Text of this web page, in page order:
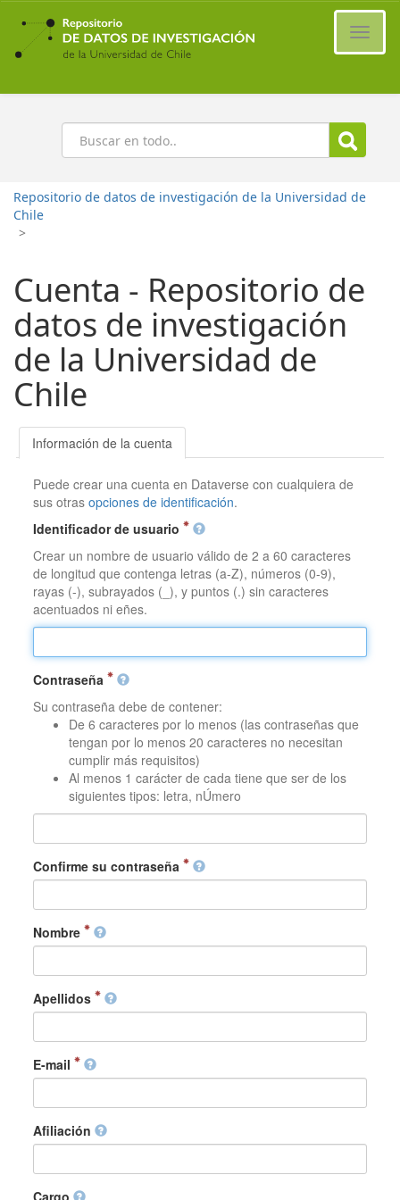
Ir
contenido
principal
Buscar
Repositorio de datos de investigación de la Universidad de
Chile
>
Cuenta - Repositorio de
datos de investigación
de la Universidad de
Chile
Información de la cuenta
Puede crear una cuenta en Dataverse con cualquiera de
sus otrasopciones de identificación.
Identificador de usuario
Crear un nombre de usuario válido de 2 a 60 caracteres
de longitud que contenga letras (a-Z), números (0-9),
rayas (-), subrayados (_), y puntos (.) sin caracteres
acentuados ni eñes.
Contraseña
Su contraseña debe de contener:
De 6 caracteres por lo menos (las contraseñas que
tengan por lo menos 20 caracteres no necesitan
cumplir más requisitos)
Al menos 1 carácter de cada tiene que ser de los
siguientes tipos: letra, nÚmero
Confirme su contraseña
Nombre
Apellidos
E-mail
Afiliación
Cargo